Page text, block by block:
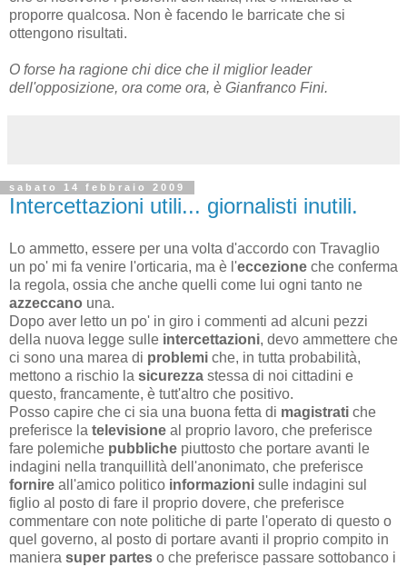
proporre qualcosa. Non è facendo le barricate che si
ottengono risultati.
O forse ha ragione chi dice che il miglior leader
dell'opposizione, ora come ora, è Gianfranco Fini.
sabato 14 febbraio 2009
Intercettazioni utili... giornalisti inutili.
Lo ammetto, essere per una volta d'accordo con Travaglio
un po' mi fa venire l'orticaria, ma è l'eccezione che conferma
la regola, ossia che anche quelli come lui ogni tanto ne
azzeccano una.
Dopo aver letto un po' in giro i commenti ad alcuni pezzi
della nuova legge sulle intercettazioni, devo ammettere che
ci sono una marea di problemi che, in tutta probabilità,
mettono a rischio la sicurezza stessa di noi cittadini e
questo, francamente, è tutt'altro che positivo.
Posso capire che ci sia una buona fetta di magistrati che
preferisce la televisione al proprio lavoro, che preferisce
fare polemiche pubbliche piuttosto che portare avanti le
indagini nella tranquillità dell'anonimato, che preferisce
fornire all'amico politico informazioni sulle indagini sul
figlio al posto di fare il proprio dovere, che preferisce
commentare con note politiche di parte l'operato di questo o
quel governo, al posto di portare avanti il proprio compito in
maniera super partes o che preferisce passare sottobanco i